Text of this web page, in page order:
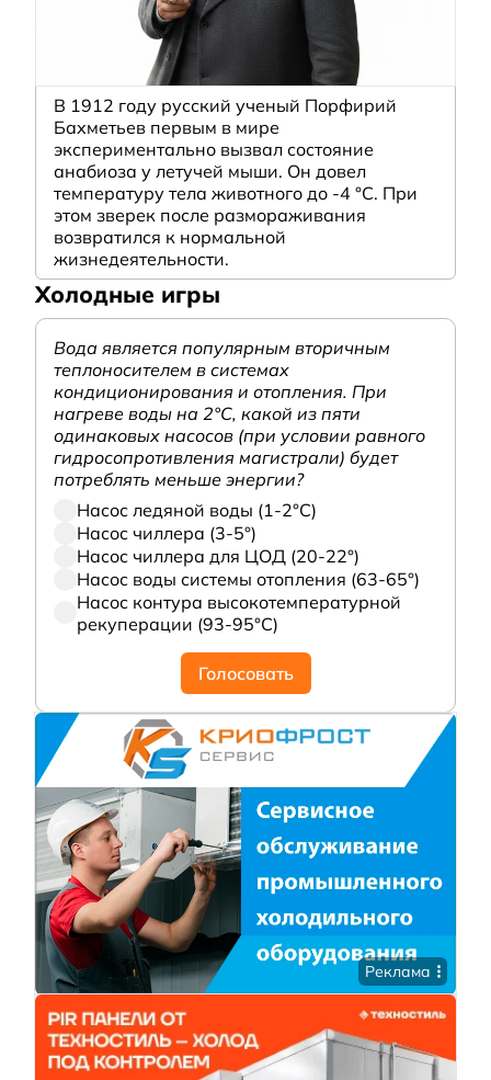
В 1912 году русский ученый Порфирий
Бахметьев первым в мире
экспериментально вызвал состояние
анабиоза у летучей мыши. Он довел
температуру тела животного до -4 °C. При
этом зверек после размораживания
возвратился к нормальной
жизнедеятельности.
Холодные игры
Вода является популярным вторичным
теплоносителем в системах
кондиционирования и отопления. При
нагреве воды на 2°С, какой из пяти
одинаковых насосов (при условии равного
гидросопротивления магистрали) будет
потреблять меньше энергии?
Насос ледяной воды (1-2°С)
Насос чиллера (3-5°)
Насос чиллера для ЦОД (20-22°)
Насос воды системы отопления (63-65°)
Насос контура высокотемпературной
рекуперации (93-95°С)
Голосовать
Реклама